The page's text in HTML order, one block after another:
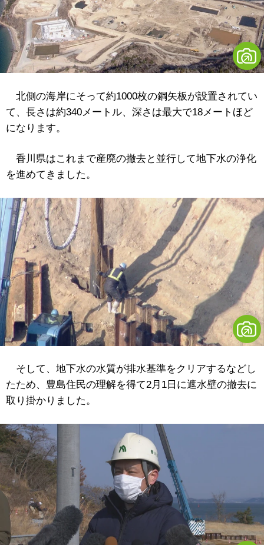
北側の海岸にそって約1000枚の鋼矢板が設置されてい
て、長さは約340メートル、深さは最大で18メートほど
になります。
香川県はこれまで産廃の撤去と並行して地下水の浄化
を進めてきました。
そして、地下水の水質が排水基準をクリアするなどし
たため、豊島住民の理解を得て2月1日に遮水壁の撤去に
取り掛かりました。